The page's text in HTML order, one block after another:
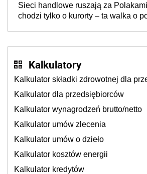
Sieci handlowe ruszają za
chodzi tylko o kurorty – ta walka o
Kalkulatory
Kalkulator składki zdrowotnej dla
Kalkulator dla przedsiębiorców
Kalkulator wynagrodzeń brutto/netto
Kalkulator umów zlecenia
Kalkulator umów o dzieło
Kalkulator kosztów energii
Kalkulator kredytów